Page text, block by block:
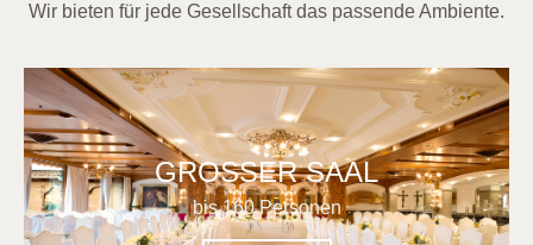
Wir bieten für jede Gesellschaft das passende Ambiente.
GROSSER SAAL
bis 160 Personen